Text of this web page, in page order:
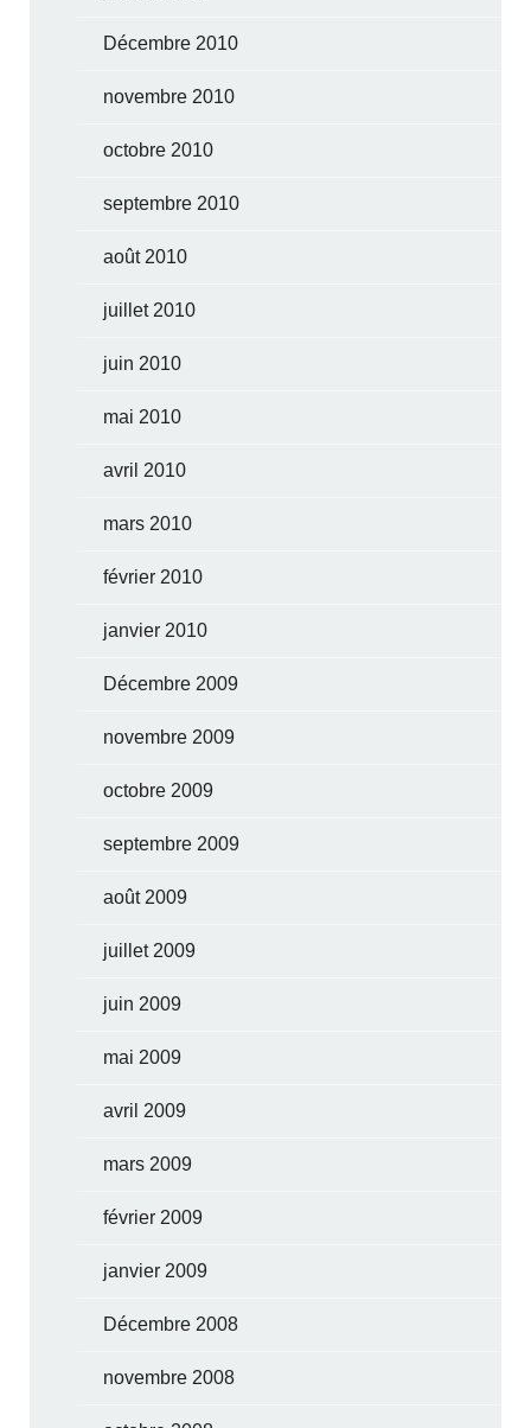
Décembre 2010
novembre 2010
octobre 2010
septembre 2010
août 2010
juillet 2010
juin 2010
mai 2010
avril 2010
mars 2010
février 2010
janvier 2010
Décembre 2009
novembre 2009
octobre 2009
septembre 2009
août 2009
juillet 2009
juin 2009
mai 2009
avril 2009
mars 2009
février 2009
janvier 2009
Décembre 2008
novembre 2008